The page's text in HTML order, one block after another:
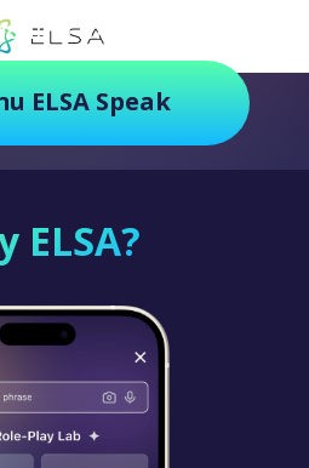
ยุคใหม่ ฝึกสนุกยิ่งกว่า
น ELSA Speak
ELSA?